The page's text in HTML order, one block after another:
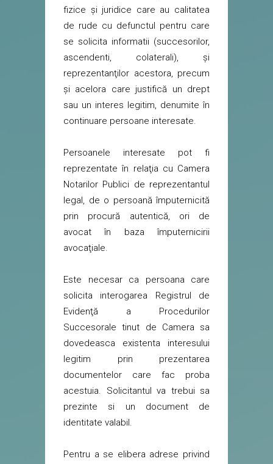
fizice şi juridice care au calitatea
de rude cu defunctul pentru care
se solicita informatii (succesorilor,
ascendenti, colaterali), şi
reprezentanţilor acestora, precum
şi acelora care justifică un drept
sau un interes legitim, denumite în
continuare persoane interesate.
Persoanele interesate pot fi
reprezentate în relaţia cu Camera
Notarilor Publici de reprezentantul
legal, de o persoană împuternicită
prin procură autentică, ori de
avocat în baza împuternicirii
avocaţiale.
Este necesar ca persoana care
solicita interogarea Registrul de
Evidenţă a Procedurilor
Succesorale tinut de Camera sa
dovedeasca existenta interesului
legitim prin prezentarea
documentelor care fac proba
acestuia. Solicitantul va trebui sa
prezinte si un document de
identitate valabil.
Pentru a se elibera adrese privind